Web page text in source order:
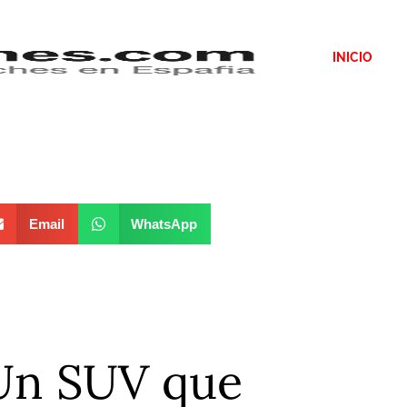
INICIO
Email WhatsApp
SUV que